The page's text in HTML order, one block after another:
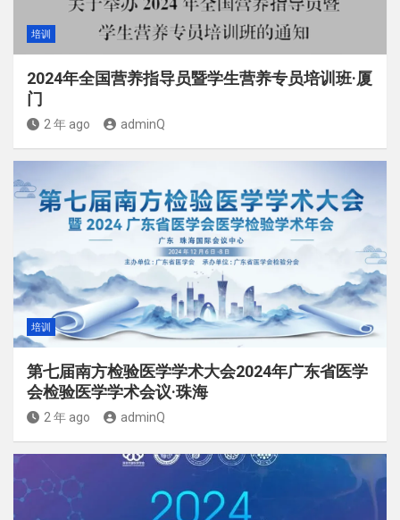
培训
2024年全国营养指导员暨学生营养专员培训班·厦
门
2 年 ago adminQ
培训
第七届南方检验医学学术大会2024年广东省医学
会检验医学学术会议·珠海
2 年 ago adminQ